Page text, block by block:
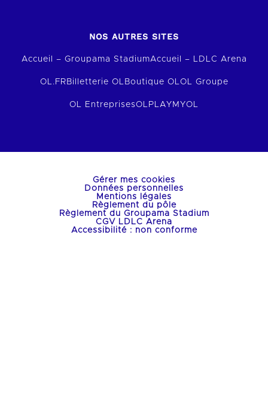
NOS AUTRES SITES
Accueil – Groupama StadiumAccueil – LDLC Arena
OL.FR Billetterie OL Boutique OLOL Groupe
OL EntreprisesOLPLAY MYOL
Gérer mes cookies
Données personnelles
Mentions légales
Règlement du pôle
Règlement du Groupama Stadium
CGV LDLC Arena
Accessibilité : non conforme